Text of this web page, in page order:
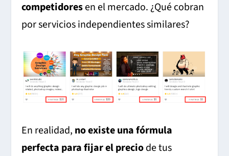
competidoresen el mercado. ¿Qué cobran
por servicios independientes similares?
En realidad, no existe una fórmula
perfecta para fijar el preciode tus